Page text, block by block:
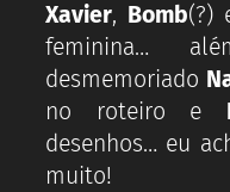
Xavier, Bomb(?)
feminina…
desmemoriado
no roteiro e
desenhos… eu
muito!